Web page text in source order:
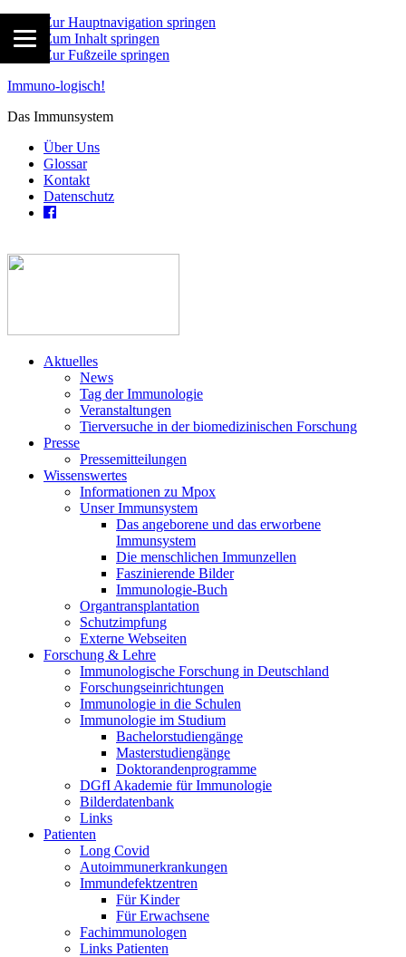
Zur Hauptnavigation springen
Zum Inhalt springen
Zur Fußzeile springen
Immuno-logisch!
Das Immunsystem
Über Uns
Glossar
Kontakt
Datenschutz
Aktuelles
News
Tag der Immunologie
Veranstaltungen
Tierversuche in der biomedizinischen Forschung
Presse
Pressemitteilungen
Wissenswertes
Informationen zu Mpox
Unser Immunsystem
Das angeborene und das erworbene
Immunsystem
Die menschlichen Immunzellen
Faszinierende Bilder
Immunologie-Buch
Organtransplantation
Schutzimpfung
Externe Webseiten
Forschung & Lehre
Immunologische Forschung in Deutschland
Forschungseinrichtungen
Immunologie in die Schulen
Immunologie im Studium
Bachelorstudiengänge
Masterstudiengänge
Doktorandenprogramme
DGfI Akademie für Immunologie
Bilderdatenbank
Links
Patienten
Long Covid
Autoimmunerkrankungen
Immundefektzentren
Für Kinder
Für Erwachsene
Fachimmunologen
Links Patienten